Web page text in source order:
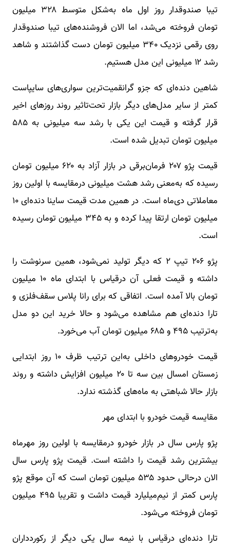
تیبا صندوقدار روز اول ماه به‌شکل متوسط ۳۲۸ میلیون
تومان فروخته می‌شد، اما الان فروشنده‌های تیبا صندوقدار
روی رقمی نزدیک ۳۴۰ میلیون تومان دست گذاشتند و شاهد
رشد ۱۲ میلیونی این مدل هستیم.
شاهین دنده‌ای که جزو گرانقمیت‌ترین سواری‌های سایپاست
کمتر از سایر مدل‌های دیگر بازار تحت‌تاثیر روند روز‌های اخیر
قرار گرفته و قیمت این یکی با رشد سه میلیونی به ۵۸۵
میلیون تومان تبدیل شده است.
قیمت پژو ۲۰۷ فرمان‌برقی در بازار آزاد به ۶۲۰ میلیون تومان
رسیده که به‌معنی رشد هشت میلیونی درمقایسه با اولین روز
معاملاتی دی‌ماه است. در همین مدت قیمت ساینا دنده‌ای ۱۰
میلیون تومان ارتقا پیدا کرده و به ۳۴۵ میلیون تومان رسیده
است.
پژو ۲۰۶ تیپ ۲ که دیگر تولید نمی‌شود، همین سرنوشت را
داشته و قیمت فعلی آن درقیاس با ابتدای ماه ۱۰ میلیون
تومان بالا آمده است. اتفاقی که برای رانا پلاس سقف‌فلزی و
تارا دنده‌ای هم مشاهده می‌شود و حالا خرید این دو مدل
به‌ترتیب ۴۹۵ و ۶۸۵ میلیون تومان آب می‌خورد.
قیمت خودرو‌های داخلی به‌این ترتیب ظرف ۱۰ روز ابتدایی
زمستان امسال بین سه تا ۲۰ میلیون افزایش داشته و روند
بازار حالا شباهتی به ماه‌های گذشته ندارد.
مقایسه قیمت خودرو با ابتدای مهر
پژو پارس سال در بازار خودرو درمقایسه با اولین روز مهرماه
بیشترین رشد قیمت را داشته است. قیمت پژو پارس سال
الان درحالی حدود ۵۳۵ میلیون تومان است که آن موقع پژو
پارس کمتر از نیم‌میلیارد قیمت داشت و تقریبا ۴۹۵ میلیون
تومان فروخته می‌شود.
تارا دنده‌ای درقیاس با نیمه سال یکی دیگر از رکوردداران